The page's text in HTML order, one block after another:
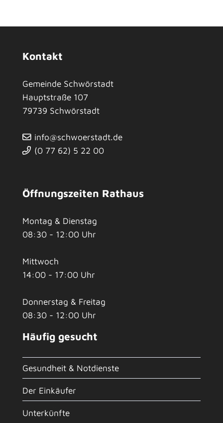
Kontakt
Gemeinde Schwörstadt
Hauptstraße 107
79739 Schwörstadt
info@schwoerstadt.de
(0 77 62) 5 22 00
Öffnungszeiten Rathaus
Montag & Dienstag
08:30 - 12:00 Uhr
Mittwoch
14:00 - 17:00 Uhr
Donnerstag & Freitag
08:30 - 12:00 Uhr
Häufig gesucht
Gesundheit & Notdienste
Der Einkäufer
Unterkünfte